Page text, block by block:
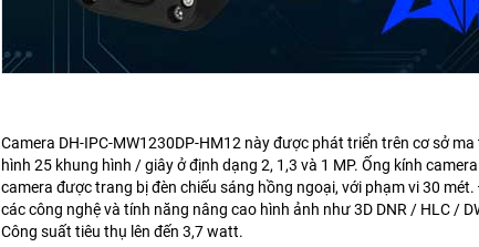
Camera DH-IPC-MW1230DP-HM12 này được phát triển trên cơ sở
hình 25 khung hình / giây ở định dạng 2, 1,3 và 1 MP. Ống kính
camera được trang bị đèn chiếu sáng hồng ngoại, với phạm vi 30
các công nghệ và tính năng nâng cao hình ảnh như 3D DNR / HLC /
Công suất tiêu thụ lên đến 3,7 watt.